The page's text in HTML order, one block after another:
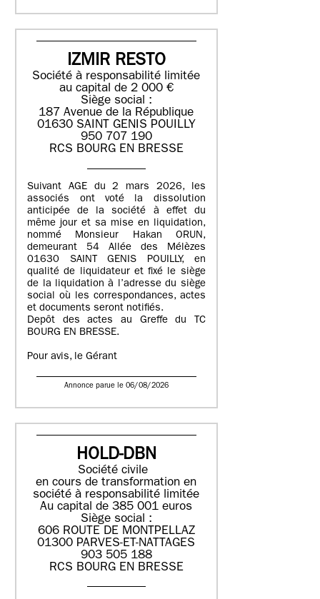
IZMIR RESTO
Société à responsabilité limitée
au capital de 2 000 €
Siège social :
187 Avenue de la République
01630 SAINT GENIS POUILLY
950 707 190
RCS BOURG EN BRESSE
Suivant AGE du 2 mars 2026, les
associés ont voté la dissolution
anticipée de la société à effet du
même jour et sa mise en liquidation,
nommé Monsieur Hakan ORUN,
demeurant 54 Allée des Mélèzes
01630 SAINT GENIS POUILLY, en
qualité de liquidateur et fixé le siège
de la liquidation à l’adresse du siège
social où les correspondances, actes
et documents seront notifiés.
Depôt des actes au Greffe du TC
BOURG EN BRESSE.
Pour avis, le Gérant
Annonce parue le 06/08/2026
HOLD-DBN
Société civile
en cours de transformation en
société à responsabilité limitée
Au capital de 385 001 euros
Siège social :
606 ROUTE DE MONTPELLAZ
01300 PARVES-ET-NATTAGES
903 505 188
RCS BOURG EN BRESSE